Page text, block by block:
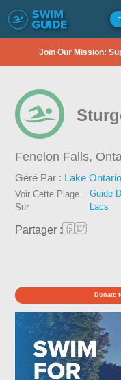
Join Our Mission:
Fenelon Falls,
Géré Par : Lake
Voir Cette Plage
Sur
Guide
Lacs
Partager :
Donate